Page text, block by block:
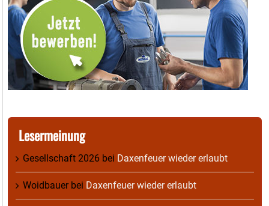
Lesermeinung
Gesellschaft 2026 bei Daxenfeuer wieder erlaubt
Woidbauerbei Daxenfeuer wieder erlaubt